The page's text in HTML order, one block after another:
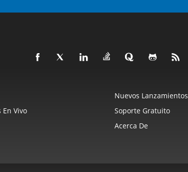
Nuevos Lanzamientos
Vivo Soporte Gratuito
Acerca De